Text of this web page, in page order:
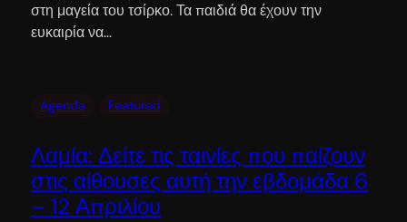
στη μαγεία του τσίρκο. Τα παιδιά θα έχουν την
ευκαιρία να…
Agenda Featured
Λαμία: Δείτε τις ταινίες που παίζουν
στις αίθουσες αυτή την εβδομάδα 6
– 12 Απριλίου